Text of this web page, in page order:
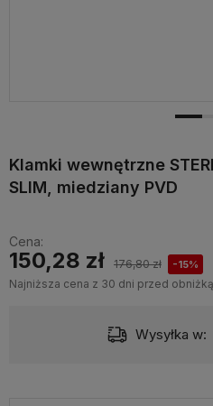
Klamki wewnętrzne
SLIM, miedziany PVD
Cena:
150,28 zł 176,80 zł -15%
Najniższa cena z 30 dni przed
Wysyłka w: